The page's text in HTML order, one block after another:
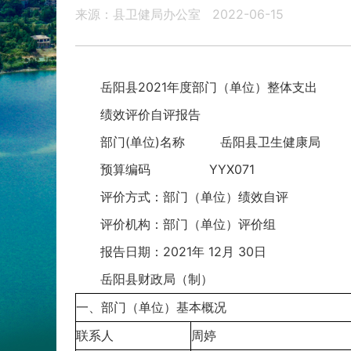
来源：县卫健局办公室 2022-06-15
岳阳县2021年度部门（单位）整体支出
绩效评价自评报告
部门(单位)名称 岳阳县卫生健康局
预算编码 YYX071
评价方式：部门（单位）绩效自评
评价机构：部门（单位）评价组
报告日期：2021年 12月 30日
岳阳县财政局（制）
一、部门（单位）基本概况
联系人
周婷